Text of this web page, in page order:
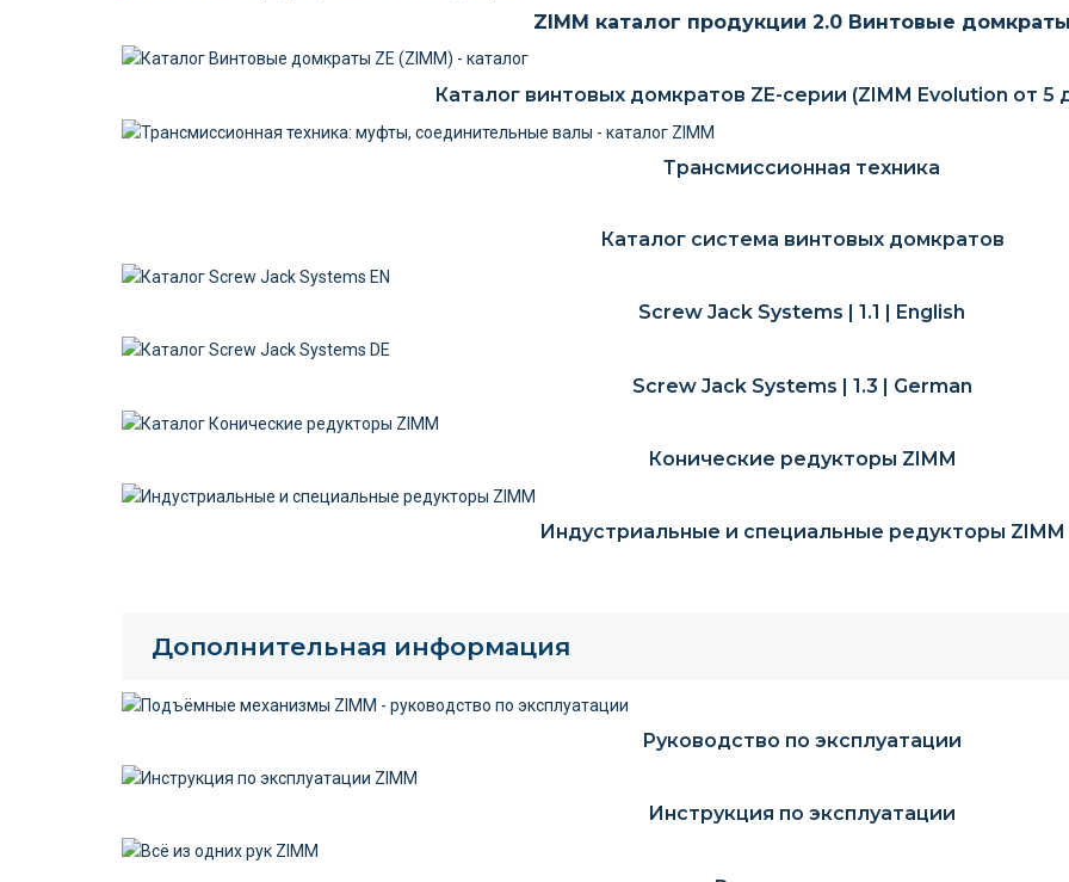
ZIMM каталог продукции 2.0 Винтовые
Каталог винтовых домкратов ZE-серии (ZIMM Evolution от 5
Трансмиссионная техника
Каталог система винтовых домкратов
Screw Jack Systems | 1.1 | English
Screw Jack Systems | 1.3 | German
Конические редукторы ZIMM
Индустриальные и специальные редукторы ZIMM
Дополнительная информация
Руководство по эксплуатации
Инструкция по эксплуатации